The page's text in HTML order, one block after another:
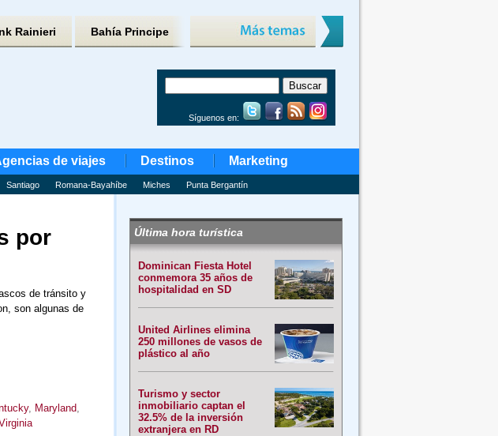
Rainieri Bahía Principe
Síguenos en:
de viajes Destinos Marketing
Santiago Romana-Bayahíbe Miches Punta Bergantín
por
de tránsito y
son algunas de
, Maryland,
Última hora turística
Dominican Fiesta Hotel
conmemora 35 años de
hospitalidad en SD
United Airlines elimina
250 millones de vasos de
plástico al año
Turismo y sector
inmobiliario captan el
32.5% de la inversión
extranjera en RD